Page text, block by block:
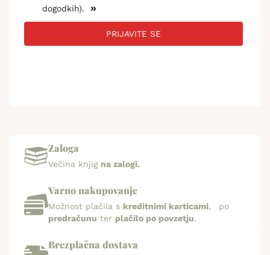
dogodkih).
»
PRIJAVITE SE
Zaloga
Večina knjig na zalogi.
Varno nakupovanje
Možnost plačila s kreditnimi karticami, po
predračunu ter plačilo po povzetju.
Brezplačna dostava